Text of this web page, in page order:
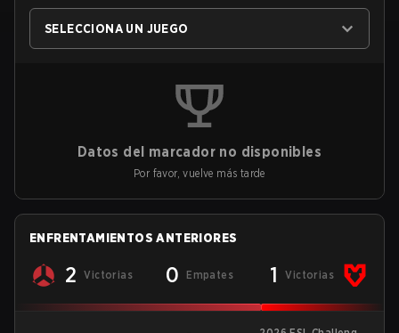
SELECCIONA UN JUEGO
Datos del marcador no disponibles
Por favor, vuelve más tarde
ENFRENTAMIENTOS ANTERIORES
2 Victorias 0 Empates 1 Victorias